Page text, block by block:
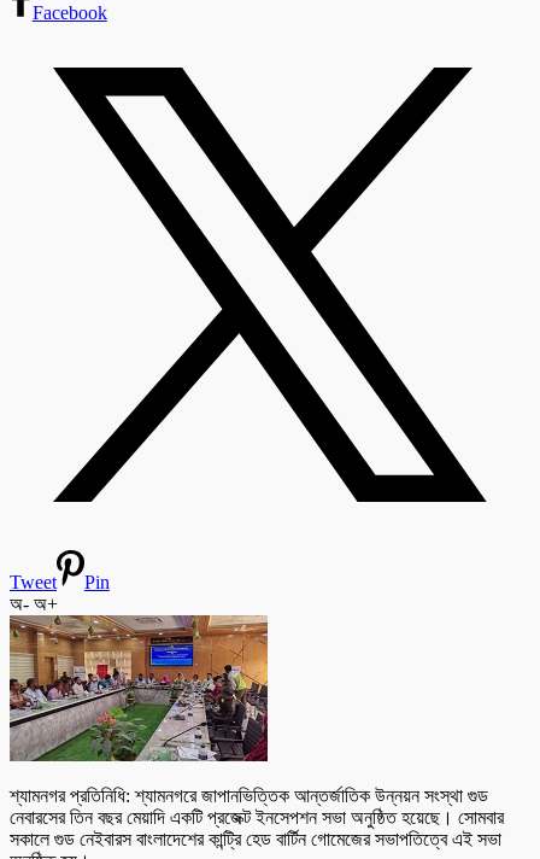
Facebook
Tweet
Pin
অ- অ+
শ্যামনগর প্রতিনিধি: শ্যামনগরে জাপানভিত্তিক আন্তর্জাতিক উন্নয়ন সংস্থা গুড
নেবারসের তিন বছর মেয়াদি একটি প্রজেক্ট ইনসেপশন সভা অনুষ্ঠিত হয়েছে। সোমবার
সকালে গুড নেইবারস বাংলাদেশের কান্ট্রি হেড বার্টিন গোমেজের সভাপতিত্বে এই সভা